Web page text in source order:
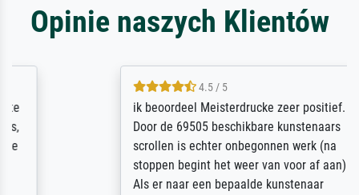
Opinie naszych Klientów
4.5 / 5
ik beoordeel Meisterdrucke zeer positief.
Door de 69505 beschikbare kunstenaars
scrollen is echter onbegonnen werk (na
stoppen begint het weer van voor af aan).
Als er naar een bepaalde kunstenaar